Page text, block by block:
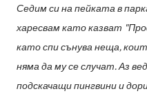
Седим си на пейката в
харесвам като казват
като спи сънува неща,
няма да му се случат. Аз
подскачащи пингвини и